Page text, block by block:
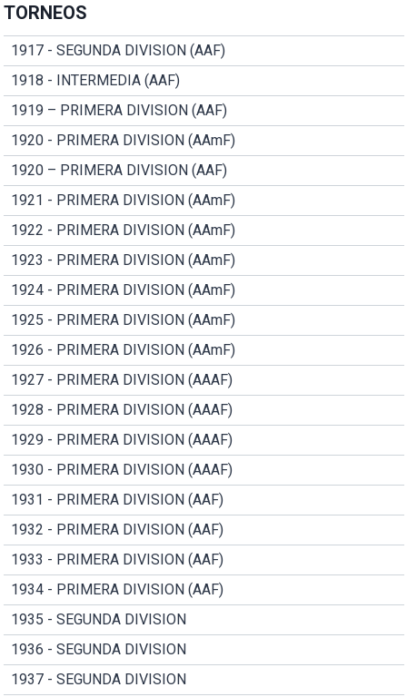
TORNEOS
1917 - SEGUNDA DIVISION (AAF)
1918 - INTERMEDIA (AAF)
1919 – PRIMERA DIVISION (AAF)
1920 - PRIMERA DIVISION (AAmF)
1920 – PRIMERA DIVISION (AAF)
1921 - PRIMERA DIVISION (AAmF)
1922 - PRIMERA DIVISION (AAmF)
1923 - PRIMERA DIVISION (AAmF)
1924 - PRIMERA DIVISION (AAmF)
1925 - PRIMERA DIVISION (AAmF)
1926 - PRIMERA DIVISION (AAmF)
1927 - PRIMERA DIVISION (AAAF)
1928 - PRIMERA DIVISION (AAAF)
1929 - PRIMERA DIVISION (AAAF)
1930 - PRIMERA DIVISION (AAAF)
1931 - PRIMERA DIVISION (AAF)
1932 - PRIMERA DIVISION (AAF)
1933 - PRIMERA DIVISION (AAF)
1934 - PRIMERA DIVISION (AAF)
1935 - SEGUNDA DIVISION
1936 - SEGUNDA DIVISION
1937 - SEGUNDA DIVISION